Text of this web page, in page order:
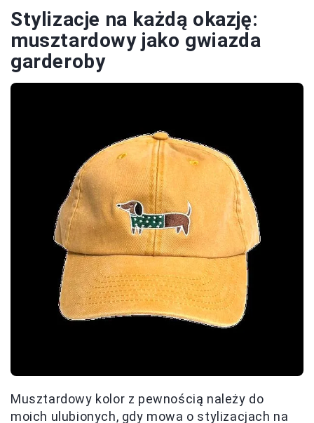
Stylizacje na każdą okazję:
musztardowy jako gwiazda
garderoby
Musztardowy kolor z pewnością należy do
moich ulubionych, gdy mowa o stylizacjach na